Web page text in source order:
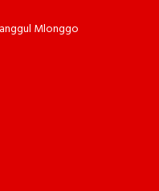
Mlonggo